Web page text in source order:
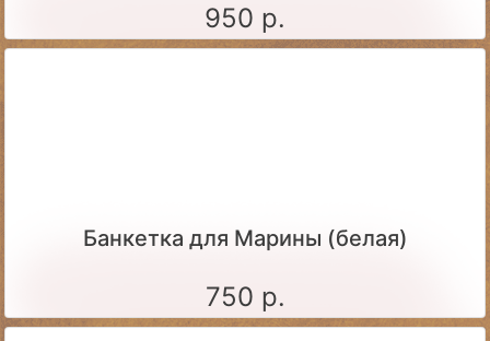
950 р.
Банкетка для Марины (белая)
750 р.